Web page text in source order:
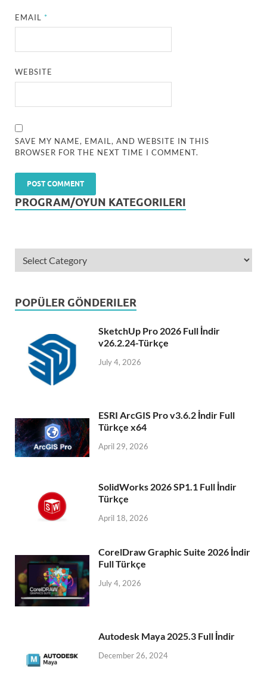
EMAIL*
WEBSITE
SAVE MY NAME, EMAIL, AND WEBSITE IN THIS
BROWSER FOR THE NEXT TIME I COMMENT.
PROGRAM/OYUN KATEGORILERI
POPÜLER GÖNDERILER
SketchUp Pro 2026 Full İndir
v26.2.24-Türkçe
July 4, 2026
ESRI ArcGIS Pro v3.6.2 İndir Full
Türkçe x64
April 29, 2026
SolidWorks 2026 SP1.1 Full İndir
Türkçe
April 18, 2026
CorelDraw Graphic Suite 2026 İndir
Full Türkçe
July 4, 2026
Autodesk Maya 2025.3 Full İndir
December 26, 2024